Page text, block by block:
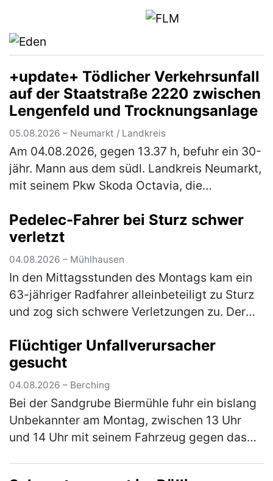
+update+ Tödlicher Verkehrsunfall
auf der Staatstraße 2220 zwischen
Lengenfeld und Trocknungsanlage
05.08.2026 – Neumarkt / Landkreis
Am 04.08.2026, gegen 13.37 h, befuhr ein 30-
jähr. Mann aus dem südl. Landkreis Neumarkt,
mit seinem Pkw Skoda Octavia, die
Lengenfeld. Ca. 500 m nach der Trocknung…
(mehr)
Pedelec-Fahrer bei Sturz schwer
verletzt
04.08.2026 – Mühlhausen
In den Mittagsstunden des Montags kam ein
63-jähriger Radfahrer alleinbeteiligt zu Sturz
und zog sich schwere Verletzungen zu. Der
Radweg von Weihersdorf in Richtun…
Flüchtiger Unfallverursacher
gesucht
04.08.2026 – Berching
Bei der Sandgrube Biermühle fuhr ein bislang
Unbekannter am Montag, zwischen 13 Uhr
und 14 Uhr mit seinem Fahrzeug gegen das